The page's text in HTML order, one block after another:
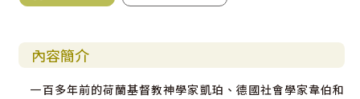
內容簡介
一百多年前的荷蘭基督教神學家凱珀、德國社會學家韋伯和